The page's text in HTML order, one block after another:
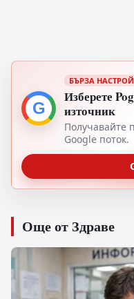
G
БЪРЗА
Изберете
източник
Получавайте
Google поток.
Още от Здраве